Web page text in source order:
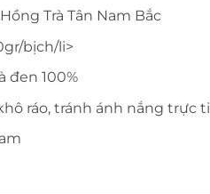
Trà Tân Nam Bắc
bịch/li>
đen 100%
ráo, tránh ánh nắng trực